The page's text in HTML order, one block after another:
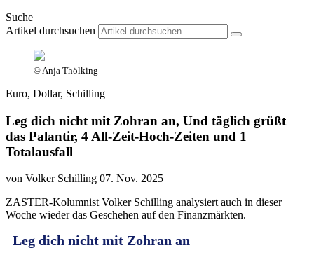
Suche
Artikel durchsuchen
© Anja Thölking
Euro, Dollar, Schilling
Leg dich nicht mit Zohran an, Und täglich grüßt
das Palantir, 4 All-Zeit-Hoch-Zeiten und 1
Totalausfall
von Volker Schilling 07. Nov. 2025
ZASTER-Kolumnist Volker Schilling analysiert auch in dieser
Woche wieder das Geschehen auf den Finanzmärkten.
Leg dich nicht mit Zohran an